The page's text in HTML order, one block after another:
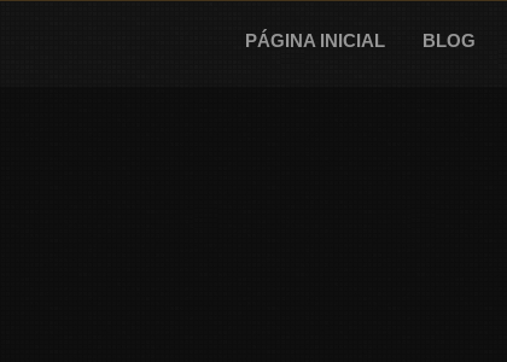
PÁGINA INICIAL BLOG